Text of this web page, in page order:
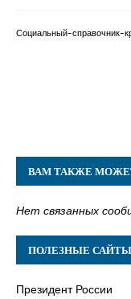
Социальный-справочник-
ВАМ ТАКЖЕ
Нет связанных
ПОЛЕЗНЫЕ САЙТЫ
Президент России